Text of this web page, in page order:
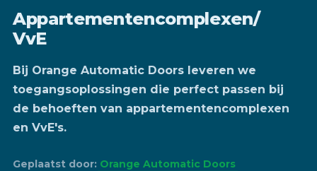
Appartementencomplexen/
VvE
Bij Orange Automatic Doors leveren we
toegangsoplossingen die perfect passen bij
de behoeften van appartementencomplexen
en VvE's.
Geplaatst door: Orange Automatic Doors